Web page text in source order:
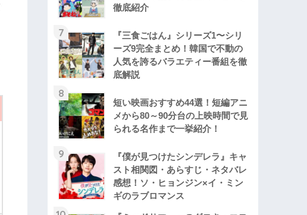
徹底紹介
7
『三食ごはん』シリーズ1〜シリ
ーズ9完全まとめ！韓国で不動の
人気を誇るバラエティー番組を徹
底解説
8
短い映画おすすめ44選！短編アニ
メから80～90分台の上映時間で見
られる名作まで一挙紹介！
9
『僕が見つけたシンデレラ』キャ
スト相関図・あらすじ・ネタバレ
感想！ソ・ヒョンジン×イ・ミン
ギのラブロマンス